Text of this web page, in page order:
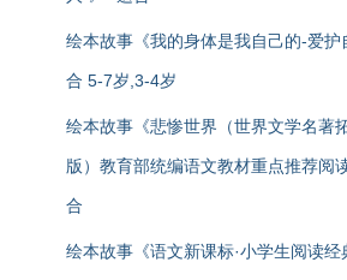
绘本故事《我的身体是我自己的-爱
合 5-7岁,3-4岁
绘本故事《悲惨世界（世界文学名著
版）教育部统编语文教材重点推荐阅
合
绘本故事《语文新课标·小学生阅读